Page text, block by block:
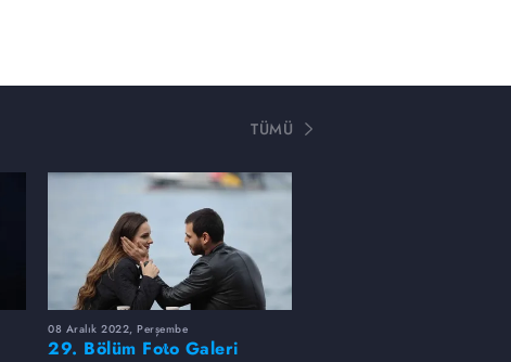
TÜMÜ
08 Aralık 2022, Perşembe
29. Bölüm Foto Galeri